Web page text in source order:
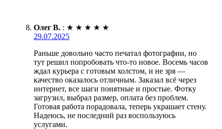
Олег В. : ★ ★ ★ ★ ★
29.07.2025
Раньше довольно часто печатал фотографии, но
тут решил попробовать что-то новое. Восемь часов
ждал курьера с готовым холстом, и не зря —
качество оказалось отличным. Заказал всё через
интернет, все шаги понятные и простые. Фотку
загрузил, выбрал размер, оплата без проблем.
Готовая работа порадовала, теперь украшает стену.
Надеюсь, не последний раз воспользуюсь
услугами.